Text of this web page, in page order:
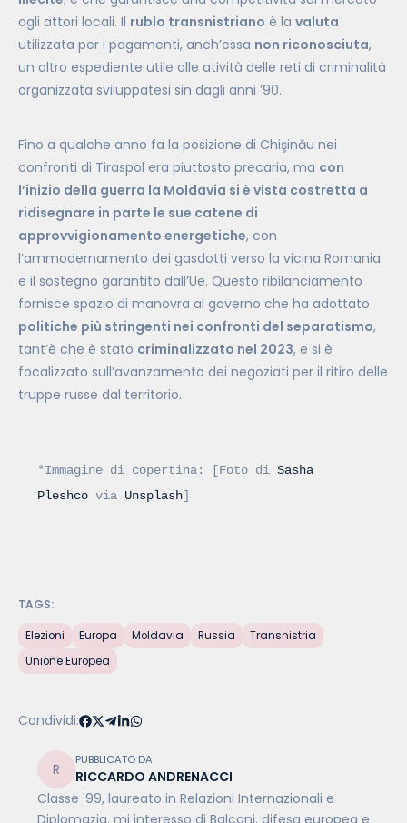
agli attori locali. Il rublo transnistriano è la valuta
utilizzata per i pagamenti, anch’essa non riconosciuta,
un altro espediente utile alle atività delle reti di criminalità
organizzata sviluppatesi sin dagli anni ’90.
Fino a qualche anno fa la posizione di Chişinău nei
confronti di Tiraspol era piuttosto precaria, ma con
l’inizio della guerra la Moldavia si è vista costretta a
ridisegnare in parte le sue catene di
approvvigionamento energetiche, con
l’ammodernamento dei gasdotti verso la vicina Romania
e il sostegno garantito dall’Ue. Questo ribilanciamento
fornisce spazio di manovra al governo che ha adottato
politiche più stringenti nei confronti del separatismo,
tant’è che è stato criminalizzato nel 2023, e si è
focalizzato sull’avanzamento dei negoziati per il ritiro delle
truppe russe dal territorio.
*Immagine di copertina: [Foto di Sasha
Pleshco via Unsplash]
TAGS:
Elezioni Europa Moldavia Russia
Transnistria
Unione Europea
Condividi:
PUBBLICATO DA
RICCARDO ANDRENACCI
Classe '99, laureato in Relazioni Internazionali e